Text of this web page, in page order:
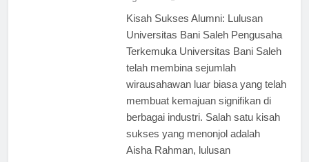
Kisah Sukses Alumni: Lulusan
Universitas Bani Saleh Pengusaha
Terkemuka Universitas Bani Saleh
telah membina sejumlah
wirausahawan luar biasa yang telah
membuat kemajuan signifikan di
berbagai industri. Salah satu kisah
sukses yang menonjol adalah